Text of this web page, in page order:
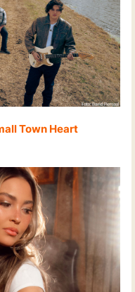
Town Heart